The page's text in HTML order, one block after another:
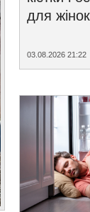
для жінок
03.08.2026 21:22